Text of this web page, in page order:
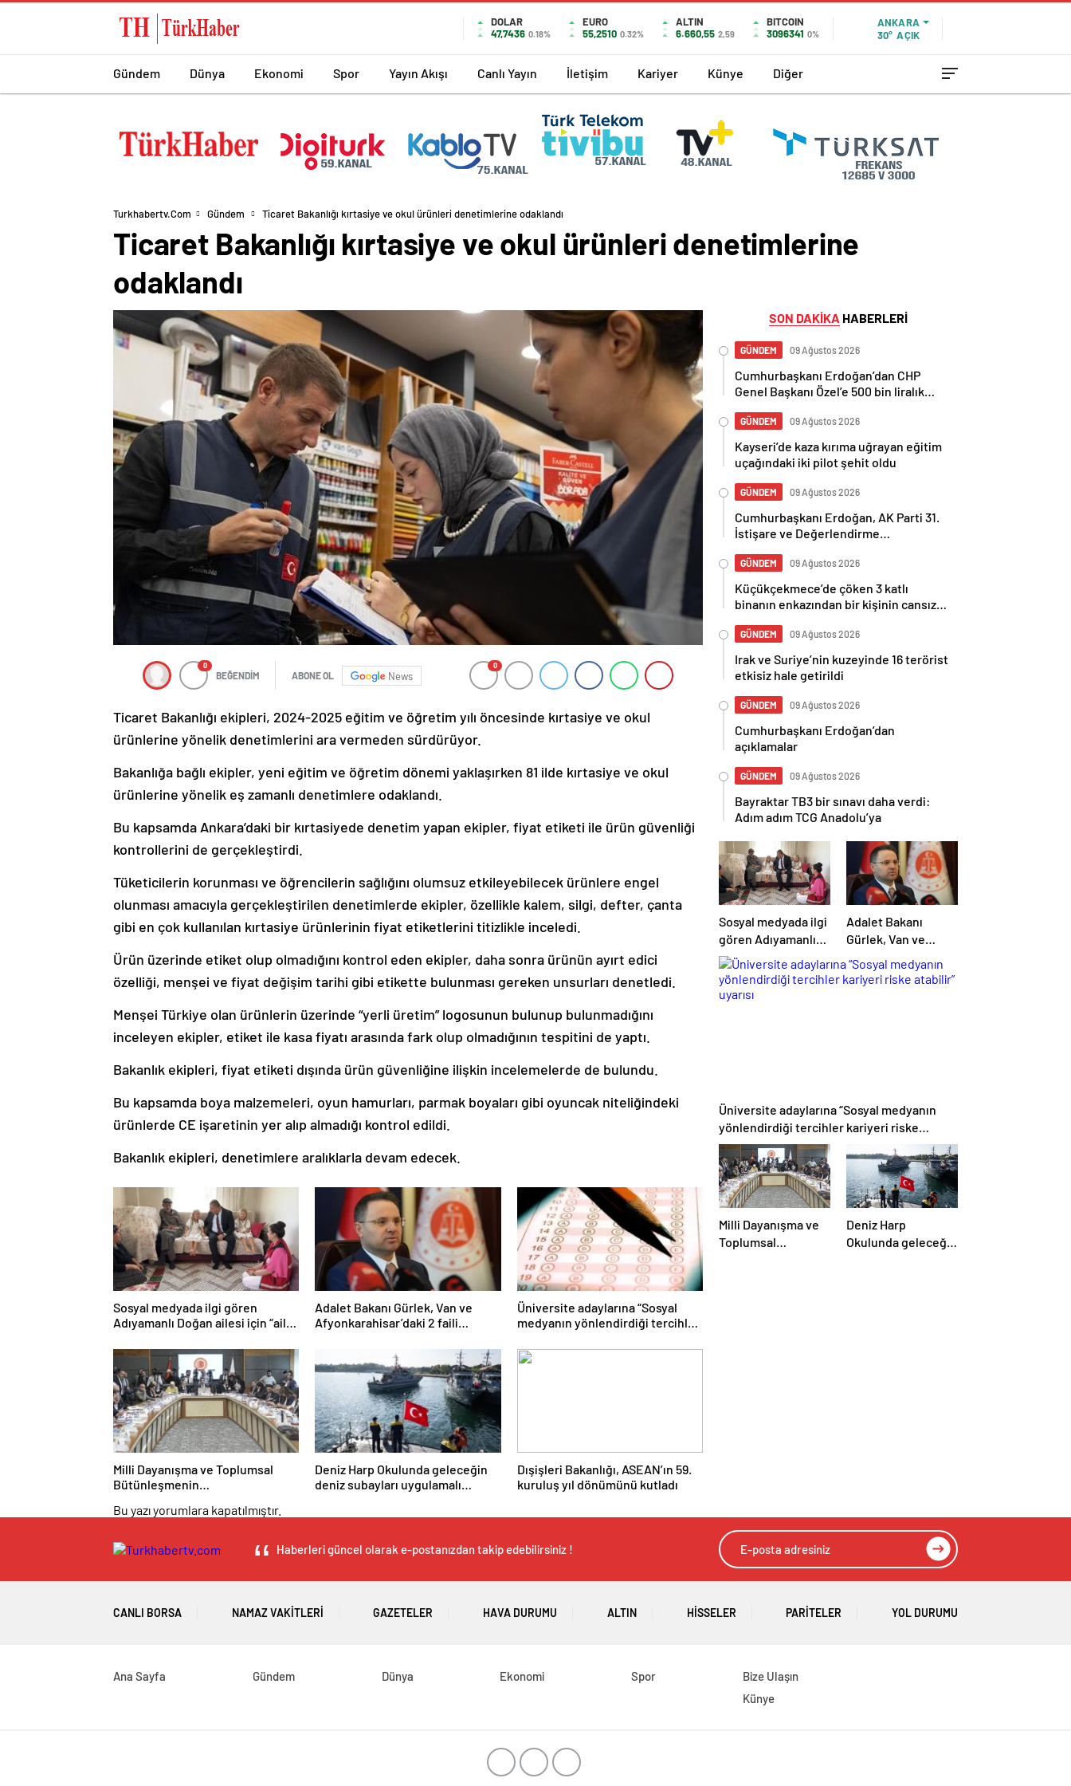
DOLAR
47,7436 0.18%
EURO
55,2510 0.32%
ALTIN
6.660,55 2,59
BITCOIN
3096341 0%
ANKARA
30° AÇIK
Gündem Dünya Ekonomi Spor Yayın Akışı Canlı Yayın İletişim Kariyer Künye Diğer
Turkhabertv.com Gündem Ticaret Bakanlığı kırtasiye ve okul ürünleri denetimlerine odaklandı
Ticaret Bakanlığı kırtasiye ve okul ürünleri denetimlerine
odaklandı
0
BEĞENDİM ABONE OL News
0
Ticaret Bakanlığı ekipleri, 2024-2025 eğitim ve öğretim yılı öncesinde kırtasiye ve okul
ürünlerine yönelik denetimlerini ara vermeden sürdürüyor.
Bakanlığa bağlı ekipler, yeni eğitim ve öğretim dönemi yaklaşırken 81 ilde kırtasiye ve okul
ürünlerine yönelik eş zamanlı denetimlere odaklandı.
Bu kapsamda Ankara’daki bir kırtasiyede denetim yapan ekipler, fiyat etiketi ile ürün güvenliği
kontrollerini de gerçekleştirdi.
Tüketicilerin korunması ve öğrencilerin sağlığını olumsuz etkileyebilecek ürünlere engel
olunması amacıyla gerçekleştirilen denetimlerde ekipler, özellikle kalem, silgi, defter, çanta
gibi en çok kullanılan kırtasiye ürünlerinin fiyat etiketlerini titizlikle inceledi.
Ürün üzerinde etiket olup olmadığını kontrol eden ekipler, daha sonra ürünün ayırt edici
özelliği, menşei ve fiyat değişim tarihi gibi etikette bulunması gereken unsurları denetledi.
Menşei Türkiye olan ürünlerin üzerinde “yerli üretim” logosunun bulunup bulunmadığını
inceleyen ekipler, etiket ile kasa fiyatı arasında fark olup olmadığının tespitini de yaptı.
Bakanlık ekipleri, fiyat etiketi dışında ürün güvenliğine ilişkin incelemelerde de bulundu.
Bu kapsamda boya malzemeleri, oyun hamurları, parmak boyaları gibi oyuncak niteliğindeki
ürünlerde CE işaretinin yer alıp almadığı kontrol edildi.
Bakanlık ekipleri, denetimlere aralıklarla devam edecek.
Sosyal medyada ilgi gören
Adıyamanlı Doğan ailesi için “aile
Adalet Bakanı Gürlek, Van ve
Afyonkarahisar’daki 2 faili
Üniversite adaylarına “Sosyal
medyanın yönlendirdiği tercihler
Milli Dayanışma ve Toplumsal
Bütünleşmenin
Teklifi TBMM Adalet
Deniz Harp Okulunda geleceğin
deniz subayları uygulamalı
Dışişleri Bakanlığı, ASEAN’ın 59.
kuruluş yıl dönümünü kutladı
Bu yazı yorumlara kapatılmıştır.
SON DAKİKA HABERLERİ
GÜNDEM 09 Ağustos 2026
Cumhurbaşkanı Erdoğan’dan CHP
Genel Başkanı Özel’e 500 bin liralık
GÜNDEM 09 Ağustos 2026
Kayseri’de kaza kırıma uğrayan eğitim
uçağındaki iki pilot şehit oldu
GÜNDEM 09 Ağustos 2026
Cumhurbaşkanı Erdoğan, AK Parti 31.
İstişare ve Değerlendirme
GÜNDEM 09 Ağustos 2026
Küçükçekmece’de çöken 3 katlı
binanın enkazından bir kişinin cansız
GÜNDEM 09 Ağustos 2026
Irak ve Suriye’nin kuzeyinde 16 terörist
etkisiz hale getirildi
GÜNDEM 09 Ağustos 2026
Cumhurbaşkanı Erdoğan’dan
açıklamalar
GÜNDEM 09 Ağustos 2026
Bayraktar TB3 bir sınavı daha verdi:
Adım adım TCG Anadolu’ya
Sosyal medyada ilgi
gören Adıyamanlı
Doğan ailesi için
“aile danışmanlığı”
süreci başlatıldı
Adalet Bakanı
Gürlek, Van ve
Afyonkarahisar’daki
2 faili meçhul olayın
aydınlatıldığını
Üniversite adaylarına “Sosyal medyanın
yönlendirdiği tercihler kariyeri riske
atabilir” uyarısı
Milli Dayanışma ve
Toplumsal
Deniz Harp
Okulunda geleceğin
Haberleri güncel olarak e-postanızdan takip edebilirsiniz !
CANLI BORSA NAMAZ VAKITLERI GAZETELER HAVA DURUMU ALTIN HISSELER PARITELER YOL DURUMU
Ana Sayfa Gündem Dünya Ekonomi Spor
Bize Ulaşın
Künye